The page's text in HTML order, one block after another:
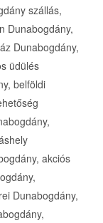
szállás,
Dunabogdány,
Dunabogdány,
üdülés
belföldi
akciós
Dunabogdány,